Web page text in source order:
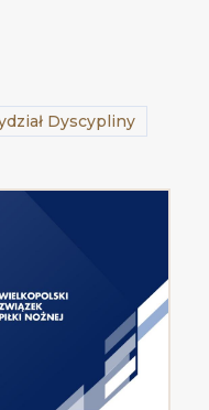
Dyscypliny